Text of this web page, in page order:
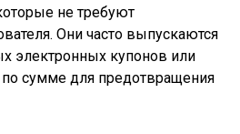
не требуют
Они часто выпускаются
электронных купонов или
сумме для предотвращения